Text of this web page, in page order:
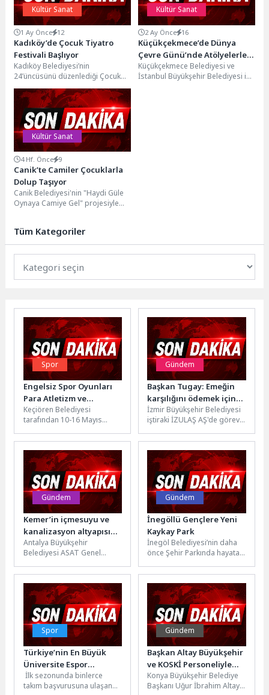
Kültür Sanat
1 Ay Önce 12
Kadıköy’de Çocuk Tiyatro
Festivali Başlıyor
Kadıköy Belediyesi’nin
24’üncüsünü düzenlediği Çocuk
Tiyatro Festivali 26 Haziran’da
başlıyor. Festivalde 10 Temmuz’a
kadar her...
Kültür Sanat
2 Ay Önce 16
Küçükçekmece’de Dünya
Çevre Günü’nde Atölyelerle
Farkındalık Oluşturuldu
Küçükçekmece Belediyesi ve
İstanbul Büyükşehir Belediyesi iş
Kültür Sanat
4 Hf. Önce 9
Canik’te Camiler Çocuklarla
Dolup Taşıyor
Canik Belediyesi'nin "Haydi Güle
Oynaya Camiye Gel" projesiyle
Tüm Kategoriler
Spor
Engelsiz Spor Oyunları
Para Atletizm ve
Oturarak Voleybol
Oyunlarıyla Devam Etti
Keçiören Belediyesi
tarafından 10-16 Mayıs
kapsamında düzenlenen
Engelsiz Spor Oyunları’nın
üçüncü gününde para...
Gündem
Başkan Tugay: Emeğin
karşılığını ödemek için
çaba gösteriyoruz
İzmir Büyükşehir Belediyesi
iştiraki İZULAŞ AŞ'de görev
iki yıllık Toplu İş...
Gündem
Kemer’in içmesuyu ve
kanalizasyon altyapısı
yenileniyor
Antalya Büyükşehir
Belediyesi ASAT Genel
ve gelecekteki altyapı
ihtiyaçlarını karşılamak
amacıyla başlattığı...
Gündem
İnegöllü Gençlere Yeni
Kaykay Park
İnegöl Belediyesi’nin daha
önce Şehir Parkında hayata
yenisi daha şehre
kazandırılıyor....
Spor
Türkiye’nin En Büyük
Üniversite Espor
Turnuvası PMCC Sezon 2
Başlıyor
İlk sezonunda binlerce
takım başvurusuna ulaşan
Gündem
Başkan Altay Büyükşehir
ve KOSKİ Personeliyle
Bayramlaştı
Konya Büyükşehir Belediye
Başkanı Uğur İbrahim Altay,